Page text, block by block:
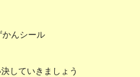
かんシール
していきましょう